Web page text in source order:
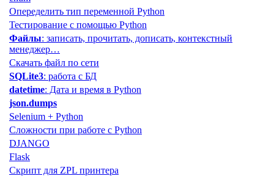
Опеределить тип переменной Python
Тестирование с помощью Python
Файлы: записать, прочитать, дописать, контекстный
менеджер…
Скачать файл по сети
SQLite3: работа с БД
datetime: Дата и время в Python
json.dumps
Selenium + Python
Сложности при работе с Python
DJANGO
Flask
Скрипт для ZPL принтера